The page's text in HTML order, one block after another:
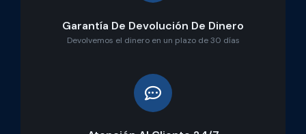
Garantía De Devolución De Dinero
Devolvemos el dinero en un plazo de 30 días